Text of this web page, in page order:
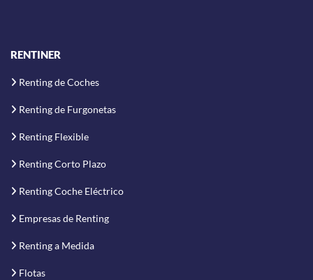
RENTINER
Renting de Coches
Renting de Furgonetas
Renting Flexible
Renting Corto Plazo
Renting Coche Eléctrico
Empresas de Renting
Renting a Medida
Flotas